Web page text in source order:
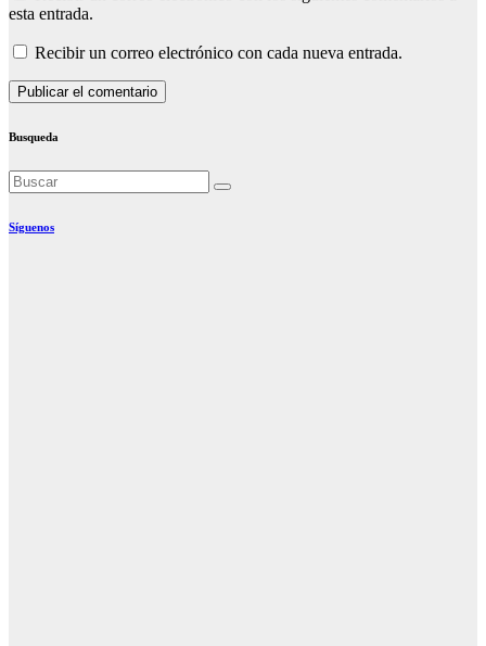
esta entrada.
Recibir un correo electrónico con cada nueva entrada.
Busqueda
Síguenos